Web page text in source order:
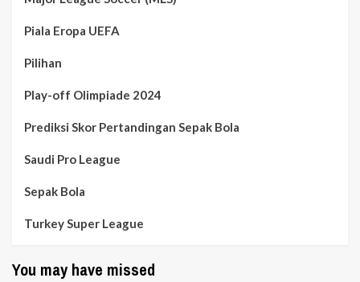
Piala Eropa UEFA
Pilihan
Play-off Olimpiade 2024
Prediksi Skor Pertandingan Sepak Bola
Saudi Pro League
Sepak Bola
Turkey Super League
You may have missed